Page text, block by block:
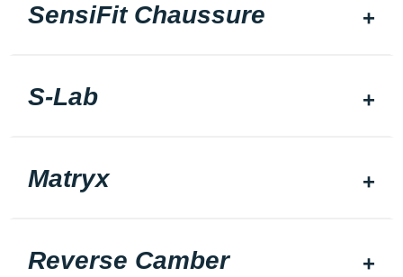
SensiFit Chaussure
S-Lab
Matryx
Reverse Camber